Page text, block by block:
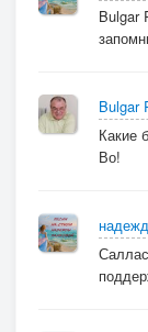
Bulgar
Bulgar
Какие
Во!